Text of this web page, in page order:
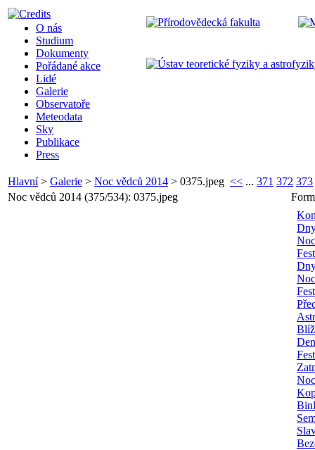
O nás
Studium
Dokumenty
Pořádané akce
Lidé
Galerie
Observatoře
Meteodata
Sky
Publikace
Press
Hlavní> Galerie > Noc vědců 2014 > 0375.jpeg << ... 371 372 373
Noc vědců 2014 (375/534): 0375.jpeg